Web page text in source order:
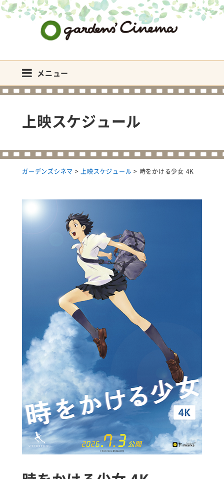
メニュー
上映スケジュール
ガーデンズシネマ >上映スケジュール > 時をかける少女 4K